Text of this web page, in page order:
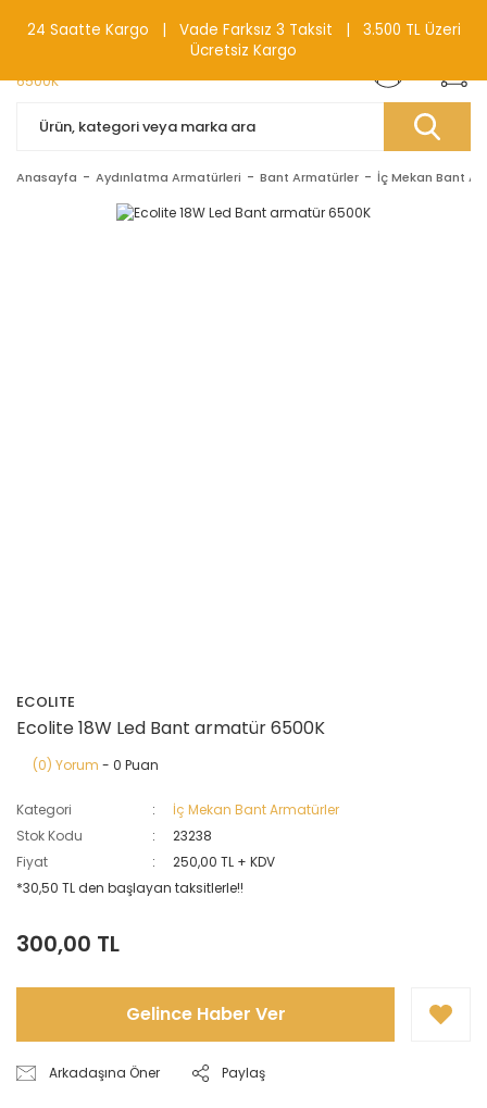
0(212) 240 87 88
Anasayfa Aydınlatma Armatürleri Bant Armatürler İç Mekan Bant
ECOLITE
Ecolite 18W Led Bant armatür 6500K
(0) Yorum - 0 Puan
Kategori
İç Mekan Bant Armatürler
Stok Kodu
23238
Fiyat
250,00 TL + KDV
*30,50 TL den başlayan taksitlerle!!
300,00 TL
Gelince Haber Ver
Arkadaşına Öner Paylaş
24 Saatte Kargo | Vade Farksız 3 Taksit | 3.500 TL Üzeri
Ücretsiz Kargo